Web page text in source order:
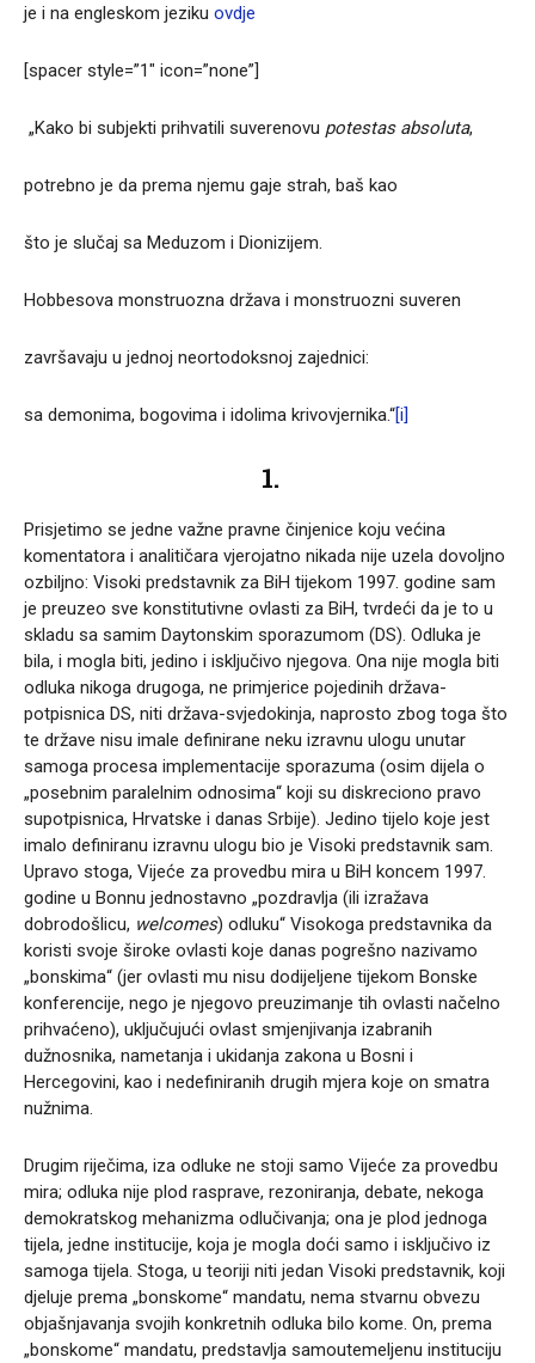
je i na engleskom jeziku ovdje
[spacer style=”1″ icon=”none”]
„Kako bi subjekti prihvatili suverenovu potestas absoluta,
potrebno je da prema njemu gaje strah, baš kao
što je slučaj sa Meduzom i Dionizijem.
Hobbesova monstruozna država i monstruozni suveren
završavaju u jednoj neortodoksnoj zajednici:
sa demonima, bogovima i idolima krivovjernika.“[i]
1.
Prisjetimo se jedne važne pravne činjenice koju većina
komentatora i analitičara vjerojatno nikada nije uzela dovoljno
ozbiljno: Visoki predstavnik za BiH tijekom 1997. godine sam
je preuzeo sve konstitutivne ovlasti za BiH, tvrdeći da je to u
skladu sa samim Daytonskim sporazumom (DS). Odluka je
bila, i mogla biti, jedino i isključivo njegova. Ona nije mogla biti
odluka nikoga drugoga, ne primjerice pojedinih država-
potpisnica DS, niti država-svjedokinja, naprosto zbog toga što
te države nisu imale definirane neku izravnu ulogu unutar
samoga procesa implementacije sporazuma (osim dijela o
„posebnim paralelnim odnosima“ koji su diskreciono pravo
supotpisnica, Hrvatske i danas Srbije). Jedino tijelo koje jest
imalo definiranu izravnu ulogu bio je Visoki predstavnik sam.
Upravo stoga, Vijeće za provedbu mira u BiH koncem 1997.
godine u Bonnu jednostavno „pozdravlja (ili izražava
dobrodošlicu, welcomes) odluku“ Visokoga predstavnika da
koristi svoje široke ovlasti koje danas pogrešno nazivamo
„bonskima“ (jer ovlasti mu nisu dodijeljene tijekom Bonske
konferencije, nego je njegovo preuzimanje tih ovlasti načelno
prihvaćeno), uključujući ovlast smjenjivanja izabranih
dužnosnika, nametanja i ukidanja zakona u Bosni i
Hercegovini, kao i nedefiniranih drugih mjera koje on smatra
nužnima.
Drugim riječima, iza odluke ne stoji samo Vijeće za provedbu
mira; odluka nije plod rasprave, rezoniranja, debate, nekoga
demokratskog mehanizma odlučivanja; ona je plod jednoga
tijela, jedne institucije, koja je mogla doći samo i isključivo iz
samoga tijela. Stoga, u teoriji niti jedan Visoki predstavnik, koji
djeluje prema „bonskome“ mandatu, nema stvarnu obvezu
objašnjavanja svojih konkretnih odluka bilo kome. On, prema
„bonskome“ mandatu, predstavlja samoutemeljenu instituciju